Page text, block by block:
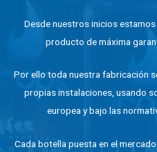
Desde nuestros inicios
producto de máxima
Por ello toda nuestra fabricación
propias instalaciones, usando
europea y bajo las
Cada botella puesta en el